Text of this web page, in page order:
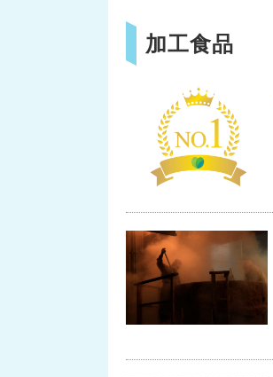
加工食品